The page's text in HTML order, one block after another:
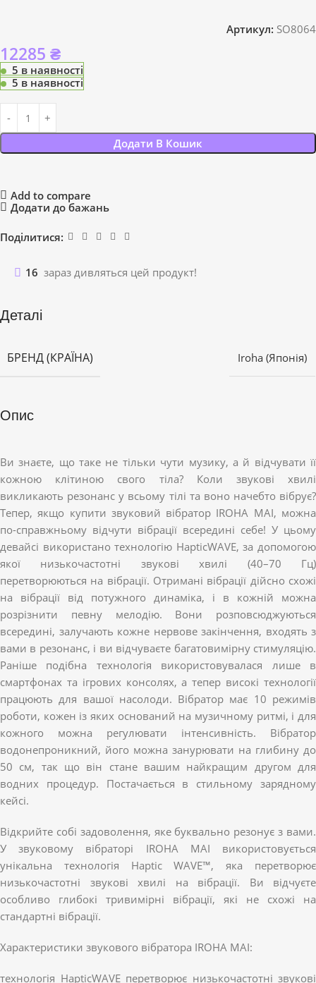
Артикул: SO8064
12285 ₴
5 в наявності
5 в наявності
Додати В Кошик
Add to compare
Додати до бажань
Поділитися:
16 зараз дивляться цей продукт!
Деталі
БРЕНД (КРАЇНА) Iroha (Японія)
Опис
Ви знаєте, що таке не тільки чути музику, а й відчувати її
кожною клітиною свого тіла? Коли звукові хвилі
викликають резонанс у всьому тілі та воно начебто вібрує?
Тепер, якщо купити звуковий вібратор IROHA MAI, можна
по-справжньому відчути вібрації всередині себе! У цьому
девайсі використано технологію HapticWAVE, за допомогою
якої низькочастотні звукові хвилі (40–70 Гц)
перетворюються на вібрації. Отримані вібрації дійсно схожі
на вібрації від потужного динаміка, і в кожній можна
розрізнити певну мелодію. Вони розповсюджуються
всередині, залучають кожне нервове закінчення, входять з
вами в резонанс, і ви відчуваєте багатовимірну стимуляцію.
Раніше подібна технологія використовувалася лише в
смартфонах та ігрових консолях, а тепер високі технології
працюють для вашої насолоди. Вібратор має 10 режимів
роботи, кожен із яких оснований на музичному ритмі, і для
кожного можна регулювати інтенсивність. Вібратор
водонепроникний, його можна занурювати на глибину до
50 см, так що він стане вашим найкращим другом для
водних процедур. Постачається в стильному зарядному
кейсі.
Відкрийте собі задоволення, яке буквально резонує з вами.
У звуковому вібраторі IROHA MAI використовується
унікальна технологія Haptic WAVE™, яка перетворює
низькочастотні звукові хвилі на вібрації. Ви відчуєте
особливо глибокі тривимірні вібрації, які не схожі на
стандартні вібрації.
Характеристики звукового вібратора IROHA MAI:
технологія HapticWAVE перетворює низькочастотні звукові